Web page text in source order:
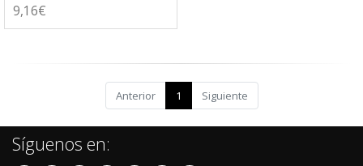
9,16€
Anterior 1 Siguiente
Síguenos en: